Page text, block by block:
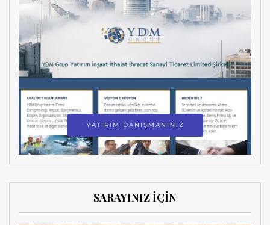
YATIRIM DANIŞMANINIZ
SARAYINIZ İÇİN